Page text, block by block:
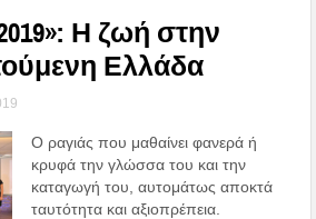
Η ζωή στην
Ελλάδα
Ο ραγιάς που μαθαίνει φανερά ή
κρυφά την γλώσσα του και την
καταγωγή του, αυτομάτως αποκτά
ταυτότητα και αξιοπρέπεια.